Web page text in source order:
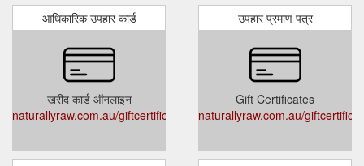
आधिकारिक उपहार कार्ड
खरीद कार्ड ऑनलाइन
naturallyraw.com.au/giftcertificates.php
उपहार प्रमाण पत्र
Gift Certificates
naturallyraw.com.au/